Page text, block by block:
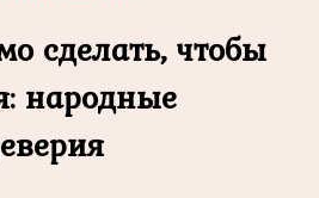
сделать, чтобы
народные